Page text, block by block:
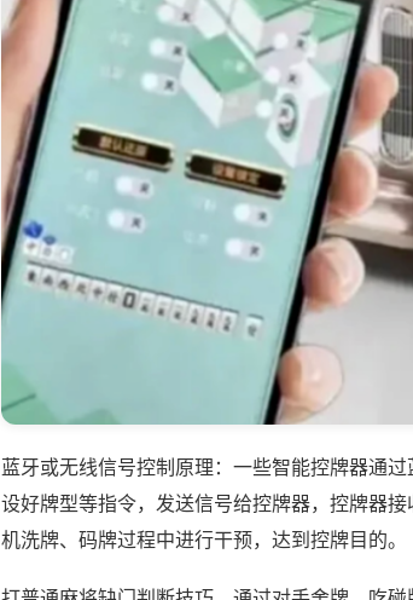
蓝牙或无线信号控制原理：一些智能控牌器通
设好牌型等指令，发送信号给控牌器，控牌器
机洗牌、码牌过程中进行干预，达到控牌目的。